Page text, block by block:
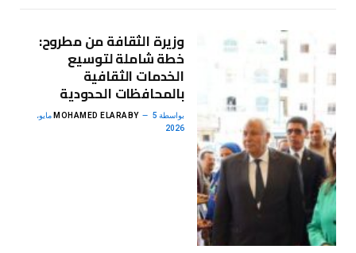
وزيرة الثقافة من مطروح:
خطة شاملة لتوسيع
الخدمات الثقافية
بالمحافظات الحدودية
بواسطة MOHAMED ELARABY 5 مايو،
2026